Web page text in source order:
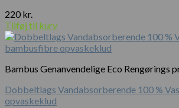
220 kr.
Tilføj til kurv
Bambus Genanvendelige Eco Rengørings
Dobbeltlags Vandabsorberende 100 %
opvaskeklud